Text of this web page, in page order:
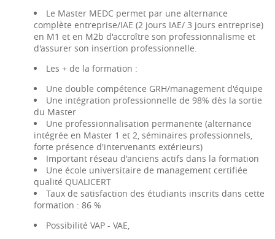
Le Master MEDC permet par une alternance
complète entreprise/IAE (2 jours IAE/ 3 jours entreprise)
en M1 et en M2b d'accroître son professionnalisme et
d'assurer son insertion professionnelle.
Les + de la formation :
Une double compétence GRH/management d'équipe
Une intégration professionnelle de 98% dès la sortie
du Master
Une professionnalisation permanente (alternance
intégrée en Master 1 et 2, séminaires professionnels,
forte présence d'intervenants extérieurs)
Important réseau d'anciens actifs dans la formation
Une école universitaire de management certifiée
qualité QUALICERT
Taux de satisfaction des étudiants inscrits dans cette
formation : 86 %
Possibilité VAP - VAE,